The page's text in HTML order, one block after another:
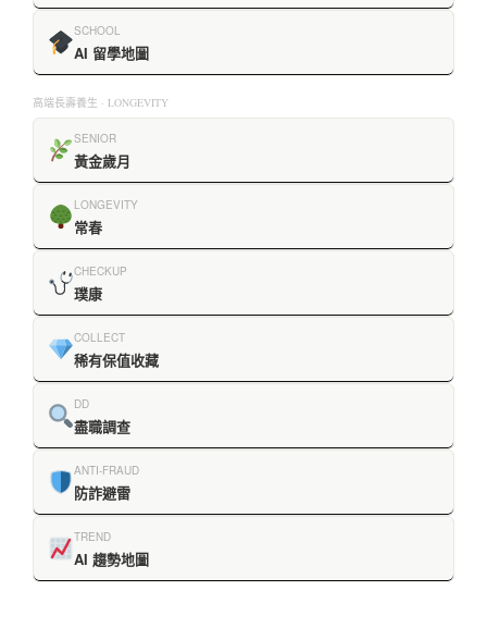
SCHOOL
AI 留學地圖
高端長壽養生 · LONGEVITY
SENIOR
黃金歲月
LONGEVITY
常春
CHECKUP
璞康
COLLECT
稀有保值收藏
DD
盡職調查
ANTI-FRAUD
防詐避雷
TREND
AI 趨勢地圖